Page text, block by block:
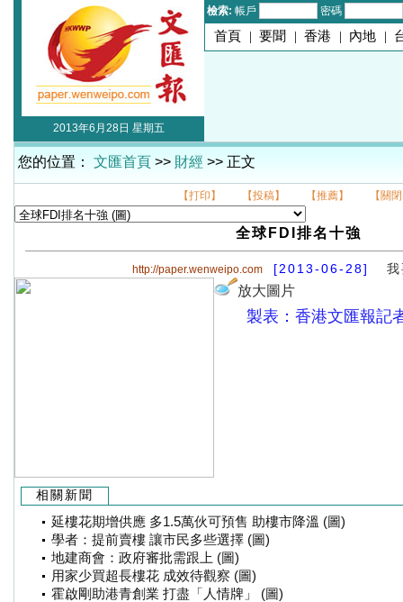
檢索: 帳戶 密碼
首頁 | 要聞 | 香港 | 內地 |
2013年6月28日 星期五
您的位置： 文匯首頁 >> 財經 >> 正文
【打印】 【投稿】 【推薦】 【關
全球FDI排名十強
http://paper.wenweipo.com [2013-06-28]
放大圖片
製表：香港文匯報記
相關新聞
延樓花期增供應 多1.5萬伙可預售 助樓市降溫 (圖)
學者：提前賣樓 讓市民多些選擇 (圖)
地建商會：政府審批需跟上 (圖)
用家少買超長樓花 成效待觀察 (圖)
霍啟剛助港青創業 打盡「人情牌」 (圖)